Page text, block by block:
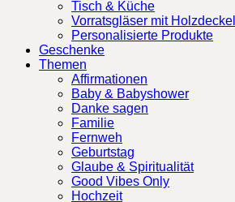
Tisch & Küche
Vorratsgläser mit Holzdeckel
Personalisierte Produkte
Geschenke
Themen
Affirmationen
Baby & Babyshower
Danke sagen
Familie
Fernweh
Geburtstag
Glaube & Spiritualität
Good Vibes Only
Hochzeit